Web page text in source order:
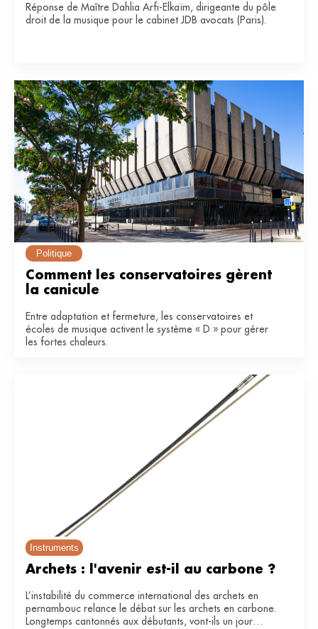
Réponse de Maître Dahlia Arfi-Elkaïm, dirigeante du pôle
droit de la musique pour le cabinet JDB avocats (Paris).
Politique
Comment les conservatoires gèrent
la canicule
Entre adaptation et fermeture, les conservatoires et
écoles de musique activent le système « D » pour gérer
les fortes chaleurs.
Instruments
Archets : l'avenir est-il au carbone ?
L’instabilité du commerce international des archets en
pernambouc relance le débat sur les archets en carbone.
Longtemps cantonnés aux débutants, vont-ils un jour